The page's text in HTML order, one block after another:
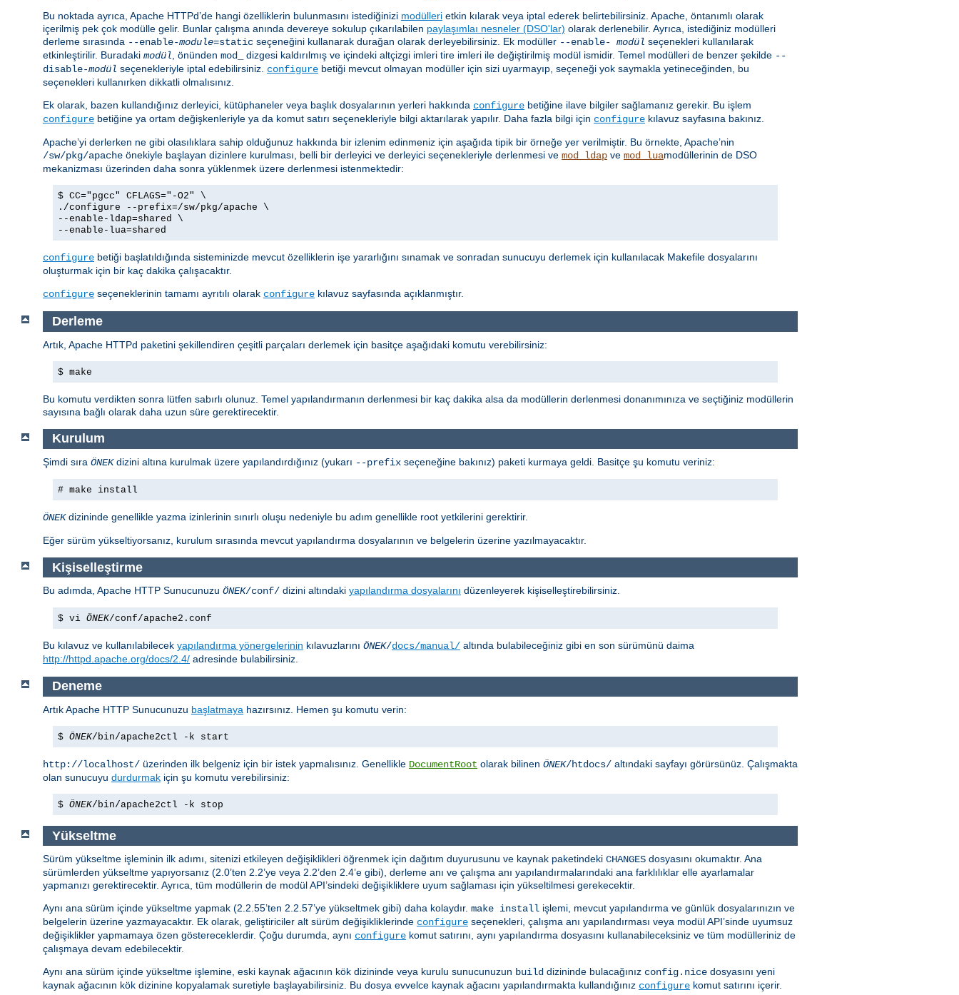
Bu noktada ayrıca, Apache HTTPd’de hangi özelliklerin bulunmasını istediğinizi modülleri etkin kılarak veya iptal ederek belirtebilirsiniz. Apache, öntanımlı olarak
içerilmiş pek çok modülle gelir. Bunlar çalışma anında devereye sokulup çıkarılabilen paylaşımlaı nesneler (DSO'lar) olarak derlenebilir. Ayrıca, istediğiniz modülleri
derleme sırasında --enable-module=static seçeneğini kullanarak durağan olarak derleyebilirsiniz. Ek modüller --enable- modül seçenekleri kullanılarak
etkinleştirilir. Buradaki modül, önünden mod_ dizgesi kaldırılmış ve içindeki altçizgi imleri tire imleri ile değiştirilmiş modül ismidir. Temel modülleri de benzer şekilde --
disable-modül seçenekleriyle iptal edebilirsiniz. configure betiği mevcut olmayan modüller için sizi uyarmayıp, seçeneği yok saymakla yetineceğinden, bu
seçenekleri kullanırken dikkatli olmalısınız.
Ek olarak, bazen kullandığınız derleyici, kütüphaneler veya başlık dosyalarının yerleri hakkında configure betiğine ilave bilgiler sağlamanız gerekir. Bu işlem
configure betiğine ya ortam değişkenleriyle ya da komut satırı seçenekleriyle bilgi aktarılarak yapılır. Daha fazla bilgi için configure kılavuz sayfasına bakınız.
Apache’yi derlerken ne gibi olasılıklara sahip olduğunuz hakkında bir izlenim edinmeniz için aşağıda tipik bir örneğe yer verilmiştir. Bu örnekte, Apache’nin
/sw/pkg/apache önekiyle başlayan dizinlere kurulması, belli bir derleyici ve derleyici seçenekleriyle derlenmesi ve mod_ldap ve mod_luamodüllerinin de DSO
mekanizması üzerinden daha sonra yüklenmek üzere derlenmesi istenmektedir:
$ CC="pgcc" CFLAGS="-O2" \
./configure --prefix=/sw/pkg/apache \
--enable-ldap=shared \
--enable-lua=shared
configure betiği başlatıldığında sisteminizde mevcut özelliklerin işe yararlığını sınamak ve sonradan sunucuyu derlemek için kullanılacak Makefile dosyalarını
oluşturmak için bir kaç dakika çalışacaktır.
configure seçeneklerinin tamamı ayrıtılı olarak configure kılavuz sayfasında açıklanmıştır.
Derleme
Artık, Apache HTTPd paketini şekillendiren çeşitli parçaları derlemek için basitçe aşağıdaki komutu verebilirsiniz:
$ make
Bu komutu verdikten sonra lütfen sabırlı olunuz. Temel yapılandırmanın derlenmesi bir kaç dakika alsa da modüllerin derlenmesi donanımınıza ve seçtiğiniz modüllerin
sayısına bağlı olarak daha uzun süre gerektirecektir.
Kurulum
Şimdi sıra ÖNEKdizini altına kurulmak üzere yapılandırdığınız (yukarı --prefix seçeneğine bakınız) paketi kurmaya geldi. Basitçe şu komutu veriniz:
# make install
ÖNEKdizininde genellikle yazma izinlerinin sınırlı oluşu nedeniyle bu adım genellikle root yetkilerini gerektirir.
Eğer sürüm yükseltiyorsanız, kurulum sırasında mevcut yapılandırma dosyalarının ve belgelerin üzerine yazılmayacaktır.
Kişiselleştirme
Bu adımda, Apache HTTP Sunucunuzu ÖNEK/conf/ dizini altındaki yapılandırma dosyalarını düzenleyerek kişiselleştirebilirsiniz.
$ vi ÖNEK/conf/apache2.conf
Bu kılavuz ve kullanılabilecek yapılandırma yönergelerinin kılavuzlarını ÖNEK/docs/manual/ altında bulabileceğiniz gibi en son sürümünü daima
http://httpd.apache.org/docs/2.4/ adresinde bulabilirsiniz.
Deneme
Artık Apache HTTP Sunucunuzu başlatmaya hazırsınız. Hemen şu komutu verin:
$ ÖNEK/bin/apache2ctl -k start
http://localhost/ üzerinden ilk belgeniz için bir istek yapmalısınız. Genellikle DocumentRoot olarak bilinen ÖNEK/htdocs/ altındaki sayfayı görürsünüz. Çalışmakta
olan sunucuyu durdurmak için şu komutu verebilirsiniz:
$ ÖNEK/bin/apache2ctl -k stop
Yükseltme
Sürüm yükseltme işleminin ilk adımı, sitenizi etkileyen değişiklikleri öğrenmek için dağıtım duyurusunu ve kaynak paketindeki CHANGES dosyasını okumaktır. Ana
sürümlerden yükseltme yapıyorsanız (2.0’ten 2.2’ye veya 2.2’den 2.4’e gibi), derleme anı ve çalışma anı yapılandırmalarındaki ana farklılıklar elle ayarlamalar
yapmanızı gerektirecektir. Ayrıca, tüm modüllerin de modül API’sindeki değişikliklere uyum sağlaması için yükseltilmesi gerekecektir.
Aynı ana sürüm içinde yükseltme yapmak (2.2.55’ten 2.2.57’ye yükseltmek gibi) daha kolaydır. make install işlemi, mevcut yapılandırma ve günlük dosyalarınızın ve
belgelerin üzerine yazmayacaktır. Ek olarak, geliştiriciler alt sürüm değişikliklerinde configure seçenekleri, çalışma anı yapılandırması veya modül API’sinde uyumsuz
değişiklikler yapmamaya özen göstereceklerdir. Çoğu durumda, aynı configure komut satırını, aynı yapılandırma dosyasını kullanabileceksiniz ve tüm modülleriniz de
çalışmaya devam edebilecektir.
Aynı ana sürüm içinde yükseltme işlemine, eski kaynak ağacının kök dizininde veya kurulu sunucunuzun build dizininde bulacağınız config.nice dosyasını yeni
kaynak ağacının kök dizinine kopyalamak suretiyle başlayabilirsiniz. Bu dosya evvelce kaynak ağacını yapılandırmakta kullandığınız configure komut satırını içerir.